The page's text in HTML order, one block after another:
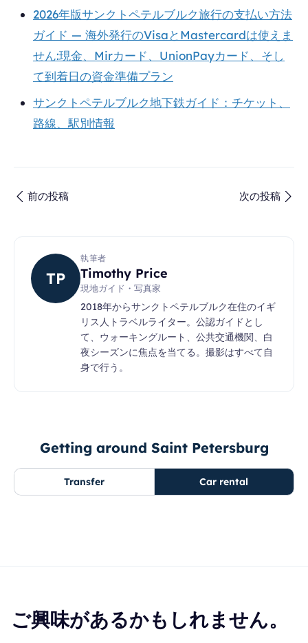
2026年版サンクトペテルブルク旅行の支払い方法
ガイド — 海外発行のVisaとMastercardは使えま
せん:現金、Mirカード、UnionPayカード、そし
て到着日の資金準備プラン
サンクトペテルブルク地下鉄ガイド：チケット、
路線、駅別情報
前の投稿 次の投稿
TP
執筆者
Timothy Price
現地ガイド・写真家
2018年からサンクトペテルブルク在住のイギ
リス人トラベルライター。公認ガイドとし
て、ウォーキングルート、公共交通機関、白
夜シーズンに焦点を当てる。撮影はすべて自
身で行う。
Getting around Saint Petersburg
Transfer Car rental
ご興味があるかもしれません。